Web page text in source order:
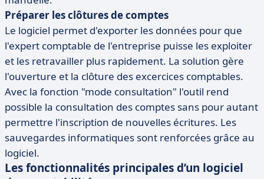
Préparer les clôtures de comptes
Le logiciel permet d'exporter les données pour que
l'expert comptable de l'entreprise puisse les exploiter
et les retravailler plus rapidement. La solution gère
l'ouverture et la clôture des excercices comptables.
Avec la fonction "mode consultation" l'outil rend
possible la consultation des comptes sans pour autant
permettre l'inscription de nouvelles écritures. Les
sauvegardes informatiques sont renforcées grâce au
logiciel.
Les fonctionnalités principales d’un logiciel